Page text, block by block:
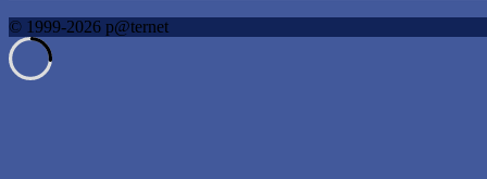
© 1999-2026 p@ternet